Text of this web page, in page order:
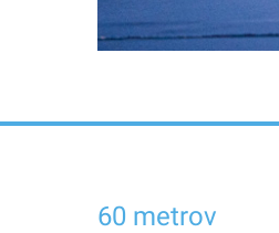
60 metrov